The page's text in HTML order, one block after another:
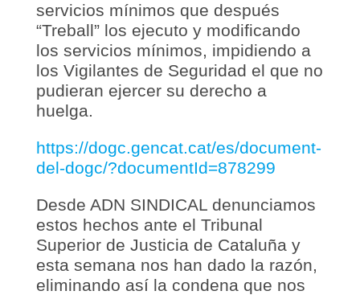
servicios mínimos que después
“Treball” los ejecuto y modificando
los servicios mínimos, impidiendo a
los Vigilantes de Seguridad el que no
pudieran ejercer su derecho a
huelga.
https://dogc.gencat.cat/es/document-
del-dogc/?documentId=878299
Desde ADN SINDICAL denunciamos
estos hechos ante el Tribunal
Superior de Justicia de Cataluña y
esta semana nos han dado la razón,
eliminando así la condena que nos